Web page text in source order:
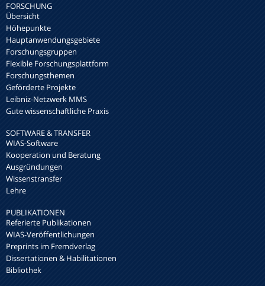
FORSCHUNG
Übersicht
Höhepunkte
Hauptanwendungsgebiete
Forschungsgruppen
Flexible Forschungsplattform
Forschungsthemen
Geförderte Projekte
Leibniz-Netzwerk MMS
Gute wissenschaftliche Praxis
SOFTWARE & TRANSFER
WIAS-Software
Kooperation und Beratung
Ausgründungen
Wissenstransfer
Lehre
PUBLIKATIONEN
Referierte Publikationen
WIAS-Veröffentlichungen
Preprints im Fremdverlag
Dissertationen & Habilitationen
Bibliothek